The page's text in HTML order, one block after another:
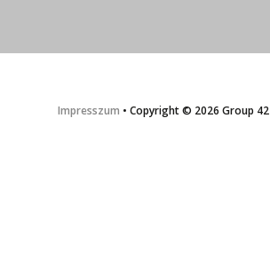
Impresszum • Copyright © 2026 Group 42